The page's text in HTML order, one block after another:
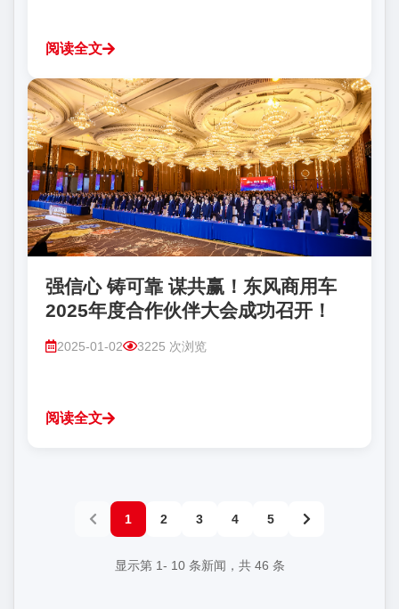
阅读全文
强信心 铸可靠 谋共赢！东风商用车
2025年度合作伙伴大会成功召开！
2025-01-02 3225 次浏览
阅读全文
1 2 3 4 5
显示第 1- 10条新闻，共 46 条